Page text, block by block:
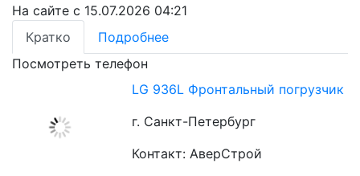
На сайте с 15.07.2026 04:21
Кратко
Подробнее
Посмотреть телефон
LG 936L Фронтальный погрузчик
г. Санкт-Петербург
Контакт: АверСтрой